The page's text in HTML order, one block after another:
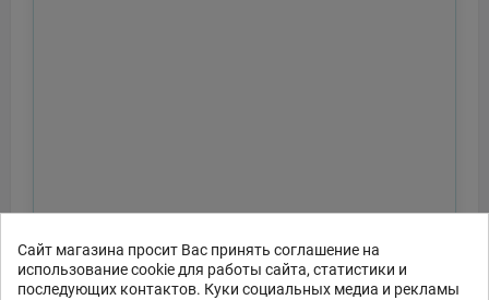
Сайт магазина просит Вас принять соглашение на
использование cookie для работы сайта, статистики и
последующих контактов. Куки социальных медиа и рекламы